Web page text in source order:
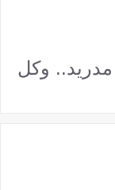
مدريد.. وكل